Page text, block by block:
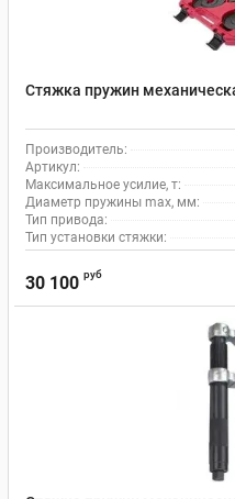
Стяжка пружин
Производитель:
Артикул:
Максимальное усилие, т:
Диаметр пружины max, мм:
Тип привода:
Тип установки стяжки:
30 100 руб